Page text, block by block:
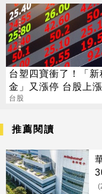
台塑四寶衝了！「新
金」又漲停 台股上
點
台股
推薦閱讀